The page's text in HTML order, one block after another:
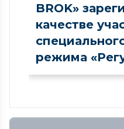
BROK»
качестве
режима
песочница» в сфере рынка